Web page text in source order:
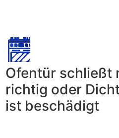
Ofentür schließt
richtig oder
ist beschädigt